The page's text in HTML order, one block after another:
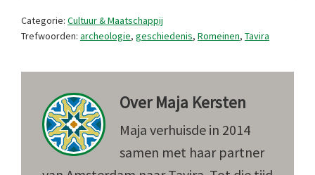
Categorie: Cultuur & Maatschappij
Trefwoorden: archeologie, geschiedenis, Romeinen, Tavira
OverMaja Kersten
Maja verhuisde in 2014
samen met haar partner